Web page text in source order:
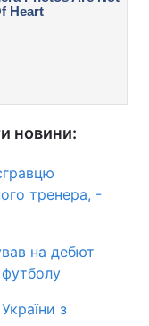
новини:
тренера, -
на дебют
футболу
з